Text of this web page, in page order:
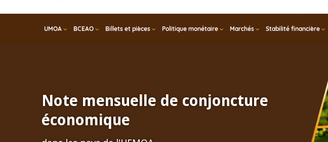
UMOA BCEAO Billets et pièces Politique monétaire Marchés Stabilité financière
Note mensuelle de conjoncture
économique